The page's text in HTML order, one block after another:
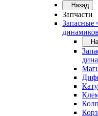
Назад
Запчасти
Запасные
динамиков